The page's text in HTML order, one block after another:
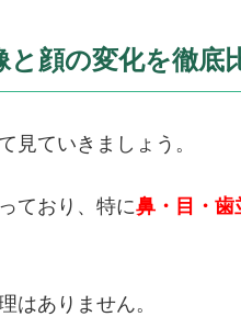
と顔の変化を徹底
見ていきましょう。
ており、特に鼻・目・歯
はありません。